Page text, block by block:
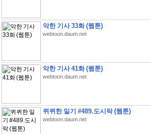
악한 기사 33화 (웹툰)
webtoon.daum.net
악한 기사 41화 (웹툰)
webtoon.daum.net
퀴퀴한 일기 #489.도시락 (웹툰)
webtoon.daum.net